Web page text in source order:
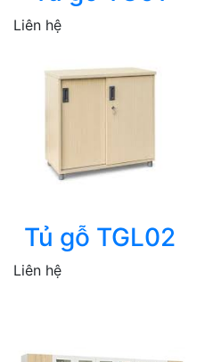
Liên hệ
Tủ gỗ TGL02
Liên hệ